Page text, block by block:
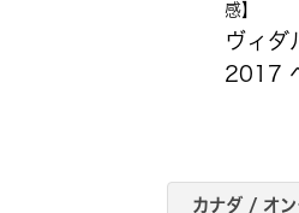
感】
ヴィダ
2017
カナダ / オン